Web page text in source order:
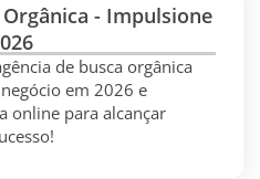
- Impulsione
de busca orgânica
em 2026 e
online para alcançar